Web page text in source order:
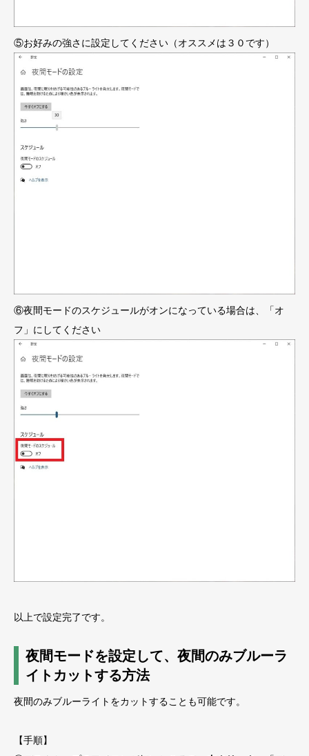
⑤お好みの強さに設定してください（オススメは３０です）
⑥夜間モードのスケジュールがオンになっている場合は、「オ
フ」にしてください
以上で設定完了です。
夜間モードを設定して、夜間のみブルーラ
イトカットする方法
夜間のみブルーライトをカットすることも可能です。
【手順】